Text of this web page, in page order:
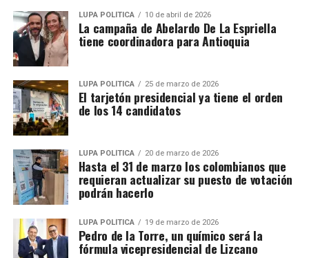
LUPA POLÍTICA 10 de abril de 2026
La campaña de Abelardo De La Espriella
tiene coordinadora para Antioquia
LUPA POLÍTICA 25 de marzo de 2026
El tarjetón presidencial ya tiene el orden
de los 14 candidatos
LUPA POLÍTICA 20 de marzo de 2026
Hasta el 31 de marzo los colombianos que
requieran actualizar su puesto de votación
podrán hacerlo
LUPA POLÍTICA 19 de marzo de 2026
Pedro de la Torre, un químico será la
fórmula vicepresidencial de Lizcano